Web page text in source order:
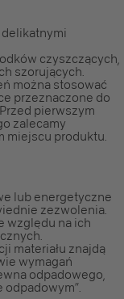
czyszczących,
szorujących.
można stosować
przeznaczone do
pierwszym
zalecamy
miejscu produktu.
lub energetyczne
zezwolenia.
względu na ich
materiału znajdą
wymagań
odpadowego,
odpadowym”.